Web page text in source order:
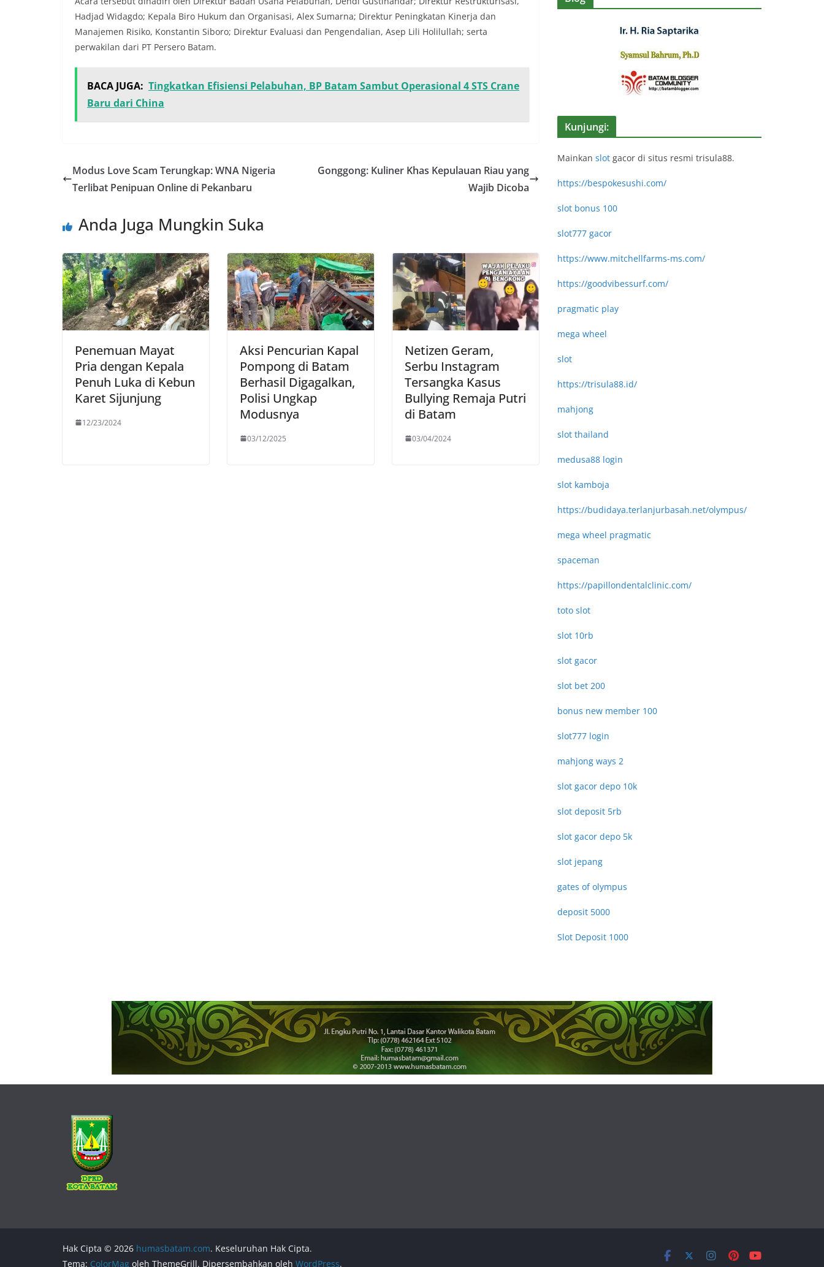
Hadjad Widagdo; Kepala Biro Hukum dan Organisasi, Alex Sumarna; Direktur Peningkatan Kinerja dan
Manajemen Risiko, Konstantin Siboro; Direktur Evaluasi dan Pengendalian, Asep Lili Holilullah; serta
perwakilan dari PT Persero Batam.
BACA JUGA: Tingkatkan Efisiensi Pelabuhan, BP Batam Sambut Operasional 4 STS Crane
Baru dari China
Modus Love Scam Terungkap: WNA Nigeria
Terlibat Penipuan Online di Pekanbaru
Gonggong: Kuliner Khas Kepulauan Riau yang
Wajib Dicoba
Anda Juga Mungkin Suka
Penemuan Mayat
Pria dengan Kepala
Penuh Luka di Kebun
Karet Sijunjung
12/23/2024
Aksi Pencurian Kapal
Pompong di Batam
Berhasil Digagalkan,
Polisi Ungkap
Modusnya
03/12/2025
Netizen Geram,
Serbu Instagram
Tersangka Kasus
Bullying Remaja Putri
di Batam
03/04/2024
Kunjungi:
Mainkan slot gacor di situs resmi trisula88.
https://bespokesushi.com/
slot bonus 100
slot777 gacor
https://www.mitchellfarms-ms.com/
https://goodvibessurf.com/
pragmatic play
mega wheel
slot
https://trisula88.id/
mahjong
slot thailand
medusa88 login
slot kamboja
https://budidaya.terlanjurbasah.net/olympus/
mega wheel pragmatic
spaceman
https://papillondentalclinic.com/
toto slot
slot 10rb
slot gacor
slot bet 200
bonus new member 100
slot777 login
mahjong ways 2
slot gacor depo 10k
slot deposit 5rb
slot gacor depo 5k
slot jepang
gates of olympus
deposit 5000
Slot Deposit 1000
Hak Cipta © 2026 humasbatam.com. Keseluruhan Hak Cipta.
Tema: ColorMag oleh ThemeGrill. Dipersembahkan oleh WordPress.